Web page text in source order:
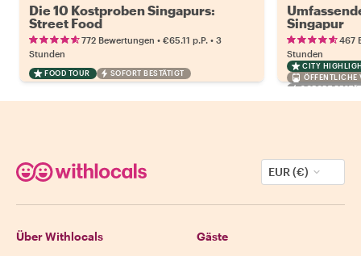
Die 10 Kostproben Singapurs:
Street Food
772 Bewertungen • €65.11 p.P. • 3
Stunden
FOOD TOUR SOFORT BESTÄTIGT
Singapur
467
Stunden
CITY
ÖFFENTLICHE
SOFORT
EUR (€)
Über Withlocals Gäste